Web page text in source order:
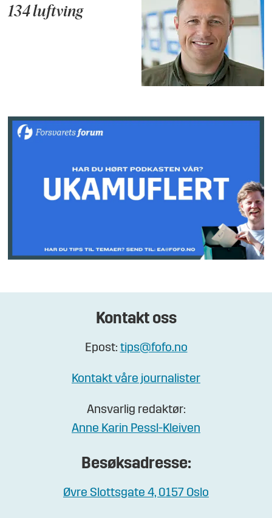
134 luftving
Kontakt oss
Epost: tips@fofo.no
Kontakt våre journalister
Ansvarlig redaktør:
Anne Karin Pessl-Kleiven
Besøksadresse:
Øvre Slottsgate 4, 0157 Oslo